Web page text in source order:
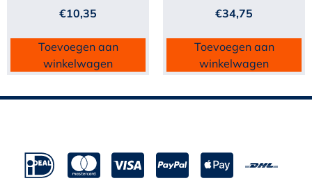
€10,35
Toevoegen aan
winkelwagen
€34,75
Toevoegen aan
winkelwagen